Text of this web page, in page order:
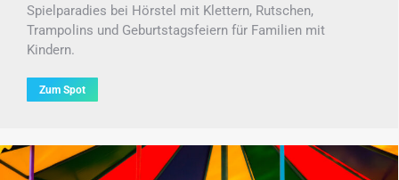
Spielparadies bei Hörstel mit Klettern, Rutschen,
Trampolins und Geburtstagsfeiern für Familien mit
Kindern.
Zum Spot